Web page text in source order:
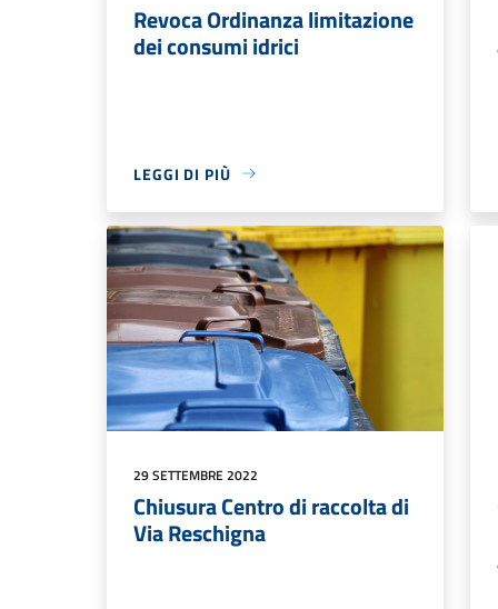
Revoca Ordinanza limitazione
dei consumi idrici
LEGGI DI PIÙ
29 SETTEMBRE 2022
Chiusura Centro di raccolta di
Via Reschigna